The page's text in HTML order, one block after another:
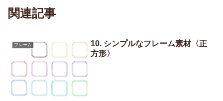
関連記事
フレーム
10. シンプルなフレーム素材〈正
方形〉